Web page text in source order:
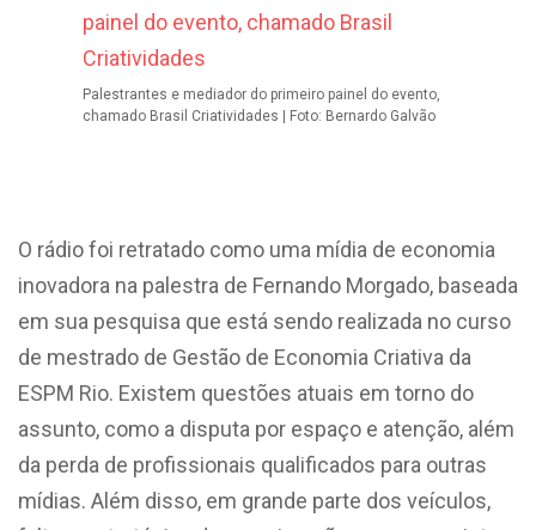
Palestrantes e mediador do primeiro painel do evento,
chamado Brasil Criatividades | Foto: Bernardo Galvão
O rádio foi retratado como uma mídia de economia
inovadora na palestra de Fernando Morgado, baseada
em sua pesquisa que está sendo realizada no curso
de mestrado de Gestão de Economia Criativa da
ESPM Rio. Existem questões atuais em torno do
assunto, como a disputa por espaço e atenção, além
da perda de profissionais qualificados para outras
mídias. Além disso, em grande parte dos veículos,